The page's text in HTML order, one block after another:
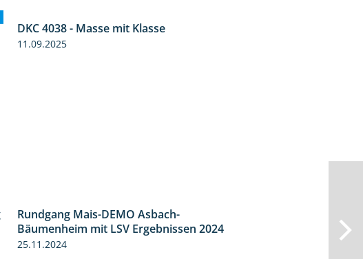
DKC 4038 - Masse mit Klasse
11.09.2025
8:38
Rundgang Mais-DEMO Asbach-
Bäumenheim mit LSV Ergebnissen 2024
25.11.2024